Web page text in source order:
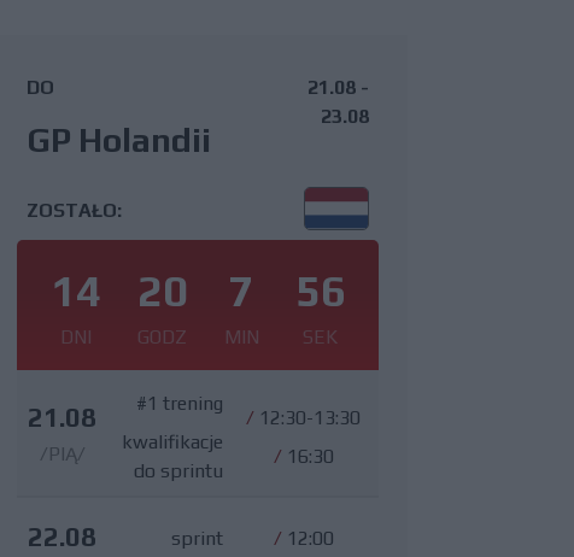
DO
GP Holandii
21.08 -
23.08
ZOSTAŁO:
14
DNI
20
GODZ
7
MIN
55
SEK
21.08
/PIĄ/
#1 trening
kwalifikacje
do sprintu
/ 12:30-13:30
/ 16:30
22.08
sprint
/ 12:00